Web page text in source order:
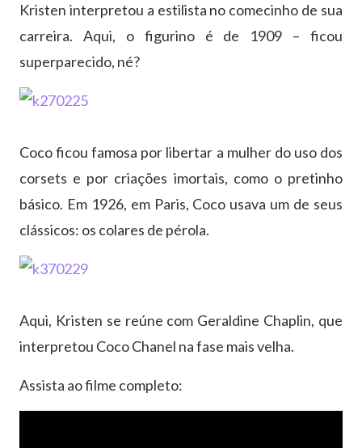
Kristen interpretou a estilista no comecinho de sua
carreira. Aqui, o figurino é de 1909 – ficou
superparecido, né?
Coco ficou famosa por libertar a mulher do uso dos
corsets e por criações imortais, como o pretinho
básico. Em 1926, em Paris, Coco usava um de seus
clássicos: os colares de pérola.
Aqui, Kristen se reúne com Geraldine Chaplin, que
interpretou Coco Chanel na fase mais velha.
Assista ao filme completo: